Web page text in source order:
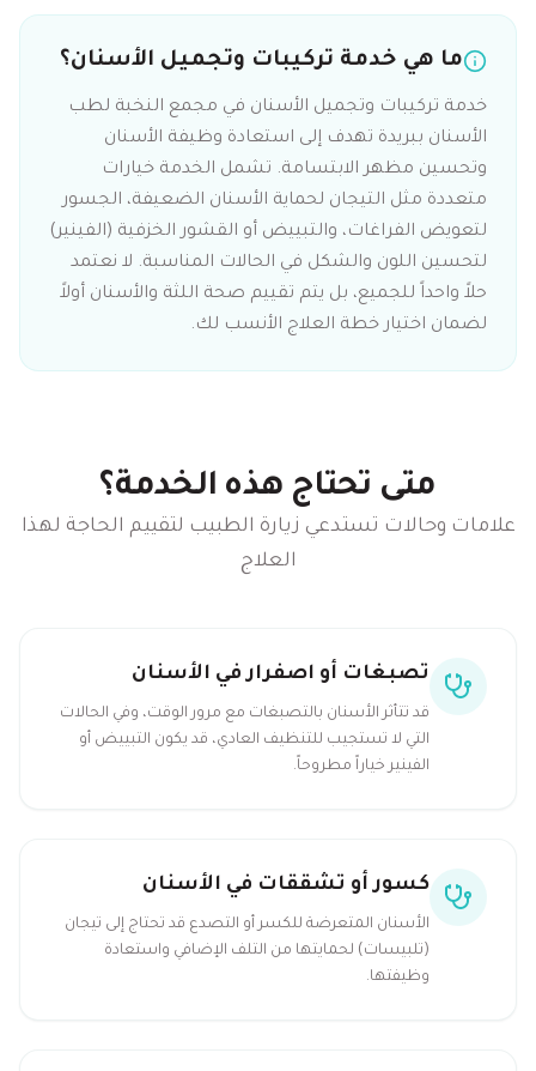
ما هي خدمة تركيبات وتجميل الأسنان؟
خدمة تركيبات وتجميل الأسنان في مجمع النخبة لطب
الأسنان ببريدة تهدف إلى استعادة وظيفة الأسنان
وتحسين مظهر الابتسامة. تشمل الخدمة خيارات
متعددة مثل التيجان لحماية الأسنان الضعيفة، الجسور
لتعويض الفراغات، والتبييض أو القشور الخزفية (الفينير)
لتحسين اللون والشكل في الحالات المناسبة. لا نعتمد
حلاً واحداً للجميع، بل يتم تقييم صحة اللثة والأسنان أولاً
لضمان اختيار خطة العلاج الأنسب لك.
متى تحتاج هذه الخدمة؟
علامات وحالات تستدعي زيارة الطبيب لتقييم الحاجة لهذا
العلاج
تصبغات أو اصفرار في الأسنان
قد تتأثر الأسنان بالتصبغات مع مرور الوقت، وفي الحالات
التي لا تستجيب للتنظيف العادي، قد يكون التبييض أو
الفينير خياراً مطروحاً.
كسور أو تشققات في الأسنان
الأسنان المتعرضة للكسر أو التصدع قد تحتاج إلى تيجان
(تلبيسات) لحمايتها من التلف الإضافي واستعادة
وظيفتها.